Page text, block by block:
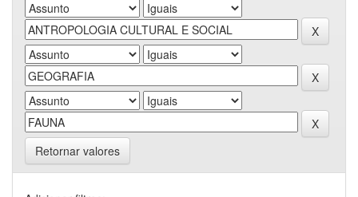
Retornar valores